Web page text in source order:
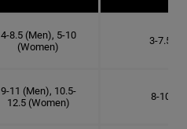
4-8.5 (Men), 5-10
(Women)
3-7.5
9-11 (Men), 10.5-
12.5 (Women)
8-10